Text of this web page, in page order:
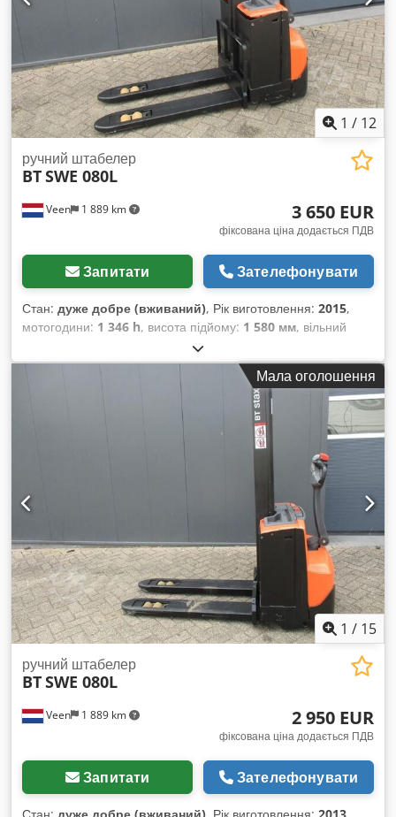
1 / 12
Veen 1 889 km
ручний штабелер
BTSWE 080L
3 650 EUR
фіксована ціна додається ПДВ
Запитати Зателефонувати
Стан: дуже добре (вживаний), Рік виготовлення: 2015,
мотогодини: 1 346 h, висота підйому: 1 580 мм, вільний
, тип пального:
вил:1 150 мм, загальна висота:1 860 мм, колір:інше,
Допустима повна маса: 760 кг Вантажопідйомність: 2.000 кг
НОВІ акумуляторні елементи 24V 2PzB 180Ah, вбудований
зарядний пристрій 220V, двоповерховий штабелер,
початковий підйом, вантажопідйомність вил 2000 кг,
вантажопідйомність вил на щоглі 800 кг, розмір вил 1150 x
570 мм, тандемні ролики вил. Dodpfxjzqpbpe Ad Newa
Мала оголошення
1 / 15
Veen 1 889 km
ручний штабелер
BTSWE 080L
2 950 EUR
фіксована ціна додається ПДВ
Запитати Зателефонувати